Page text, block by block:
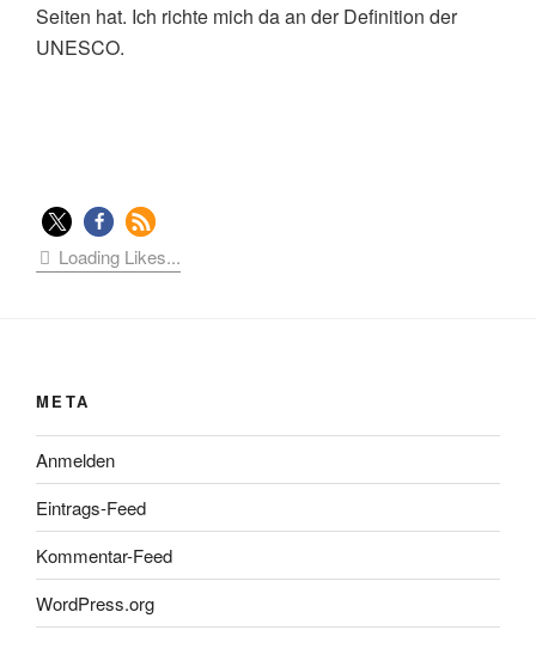
Seiten hat. Ich richte mich da an der Definition der
UNESCO.
Loading Likes...
META
Anmelden
Eintrags-Feed
Kommentar-Feed
WordPress.org